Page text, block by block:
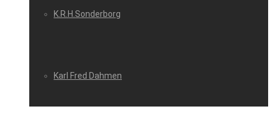
K.R.H.Sonderborg
Karl Fred Dahmen